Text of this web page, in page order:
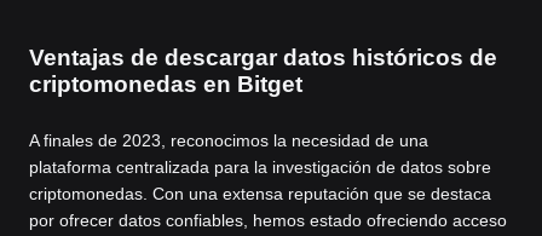
Ventajas de descargar datos históricos de
criptomonedas en Bitget
A finales de 2023, reconocimos la necesidad de una
plataforma centralizada para la investigación de datos sobre
criptomonedas. Con una extensa reputación que se destaca
por ofrecer datos confiables, hemos estado ofreciendo acceso